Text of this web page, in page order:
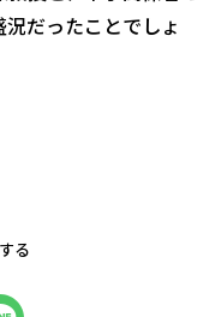
だったことでしょ
る